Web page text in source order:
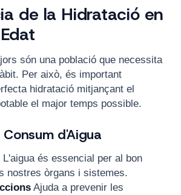
de la Hidratació en
són una població que necessita
Per això, és important
hidratació mitjançant el
el major temps possible.
d'Aigua
L'aigua és essencial per al bon
nostres òrgans i sistemes.
Ajuda a prevenir les